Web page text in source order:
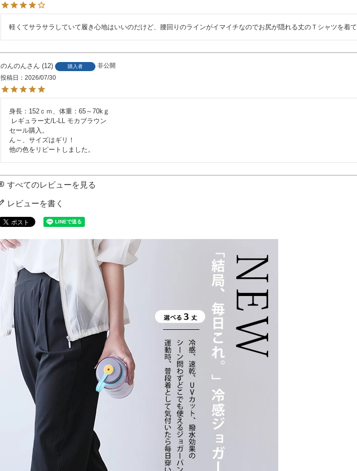
軽くてサラサラしていて履き心地はいいのだけど、腰回りのラインがイマイチなのでお尻が隠れる丈のＴシャツを着
のんのん 12 購入者
非公開
投稿日
2026/07/30
身長：152ｃｍ、体重：65～70kｇ
セール購入。
ん～、サイズはギリ！
他の色をリピートしました。
すべてのレビューを見る
レビューを書く